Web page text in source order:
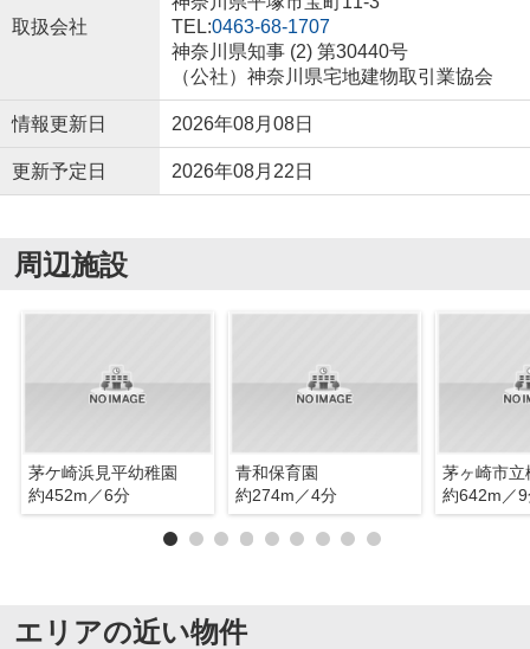
取扱会社
TEL:0463-68-1707
神奈川県知事 (2) 第30440号
（公社）神奈川県宅地建物取引業協会
情報更新日 2026年08月08日
更新予定日 2026年08月22日
周辺施設
茅ケ崎浜見平幼稚園
約452m／6分
青和保育園
約274m／4分
茅ヶ崎市立
約642m／
エリアの近い物件